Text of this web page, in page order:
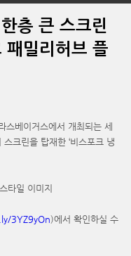
층 큰 스크린
패밀리허브 플
베이거스에서 개최되는 세
크린을 탑재한 ‘비스포크 냉
타일 이미지
3YZ9yOn)에서 확인하실 수